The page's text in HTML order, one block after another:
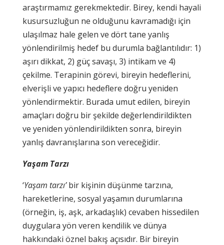
araştırmamız gerekmektedir. Birey, kendi hayali
kusursuzluğun ne olduğunu kavramadığı için
ulaşılmaz hale gelen ve dört tane yanlış
yönlendirilmiş hedef bu durumla bağlantılıdır: 1)
aşırı dikkat, 2) güç savaşı, 3) intikam ve 4)
çekilme. Terapinin görevi, bireyin hedeflerini,
elverişli ve yapıcı hedeflere doğru yeniden
yönlendirmektir. Burada umut edilen, bireyin
amaçları doğru bir şekilde değerlendirildikten
ve yeniden yönlendirildikten sonra, bireyin
yanlış davranışlarına son vereceğidir.
Yaşam Tarzı
‘Yaşam tarzı’bir kişinin düşünme tarzına,
hareketlerine, sosyal yaşamın durumlarına
(örneğin, iş, aşk, arkadaşlık) cevaben hissedilen
duygulara yön veren kendilik ve dünya
hakkındaki öznel bakış açısıdır. Bir bireyin